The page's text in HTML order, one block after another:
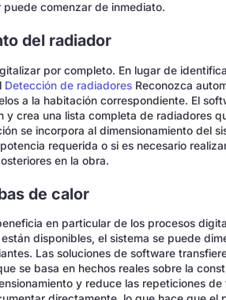
comenzar de inmediato.
del radiador
por completo. En lugar de
Detección de radiadores Reconozca
a la habitación correspondiente. El
y crea una lista completa de radiadores
se incorpora al dimensionamiento del
requerida o si es necesario
en la obra.
de calor
en particular de los procesos
disponibles, el sistema se puede
Las soluciones de software
se basa en hechos reales sobre la
y reduce las repeticiones de